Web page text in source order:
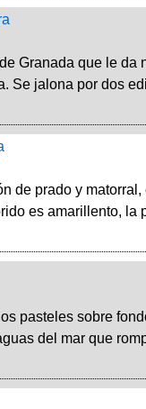
Granada que le
Se jalona por dos
de prado y
es amarillento,
pasteles sobre
del mar que